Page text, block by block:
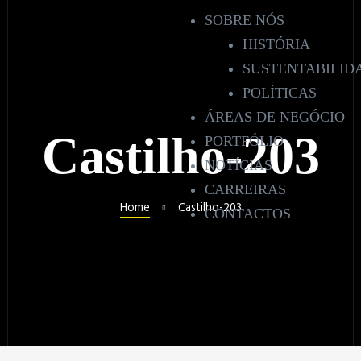
SOBRE NÓS
HISTÓRIA
POLÍTICAS
ÁREAS DE NEGÓCIO
PORTFÓLIO
NOTÍCIAS
CARREIRAS
CONTACTOS
Castilho-203
Home Castilho-203